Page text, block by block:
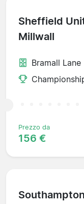
Sheffield
Millwall
Bramall Lane
Prezzo da
156 €
Southampton